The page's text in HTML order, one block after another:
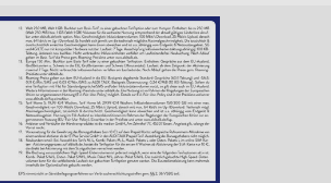
Kombinationen von Daten aus verschiedenen
Inhalten